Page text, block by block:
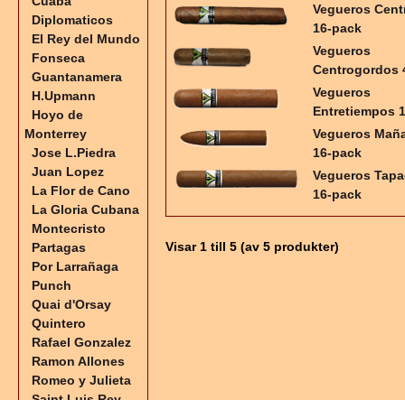
Vegueros
16-pack
Vegueros
Centrogordos
Vegueros
Entretiempos
Vegueros
16-pack
Vegueros
16-pack
Visar1 till5 (av5 produkter)
Diplomaticos
El Rey del Mundo
Fonseca
Guantanamera
H.Upmann
Hoyo de
Monterrey
Jose L.Piedra
Juan Lopez
La Flor de Cano
La Gloria Cubana
Montecristo
Partagas
Por Larrañaga
Punch
Quai d'Orsay
Quintero
Rafael Gonzalez
Ramon Allones
Romeo y Julieta